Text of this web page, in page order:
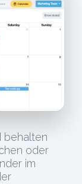
behalten
oder
im